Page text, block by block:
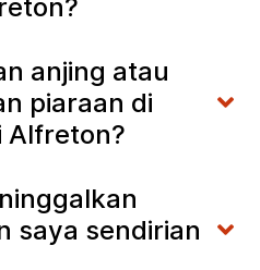
anjing atau
piaraan di
Alfreton?
saya sendirian